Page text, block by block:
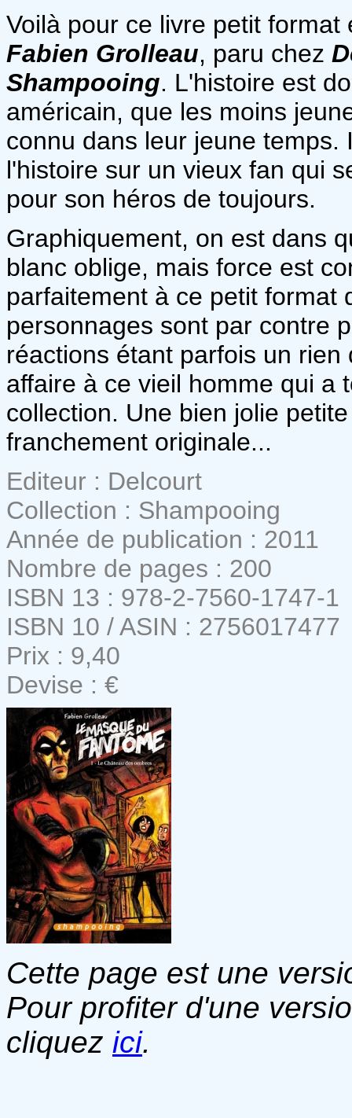
Voilà pour ce livre petit
Fabien Grolleau, paru chez
Shampooing. L'histoire est
américain, que les moins
connu dans leur jeune
l'histoire sur un vieux fan qui
pour son héros de toujours.
Graphiquement, on est dans
blanc oblige, mais force est
parfaitement à ce petit format
personnages sont par contre
réactions étant parfois un
affaire à ce vieil homme qui a
collection. Une bien jolie
franchement originale...
Editeur : Delcourt
Collection : Shampooing
Année de publication : 2011
Nombre de pages : 200
ISBN 13 : 978-2-7560-1747-1
ISBN 10 / ASIN : 2756017477
Prix : 9,40
Devise : €
Cette page est une
Pour profiter d'une
cliquez ici.